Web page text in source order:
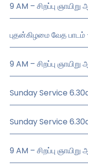
9 AM – சிறப்பு
புதன்கிழமை வேத
9 AM – சிறப்பு
Sunday Service
Sunday Service
9 AM – சிறப்பு